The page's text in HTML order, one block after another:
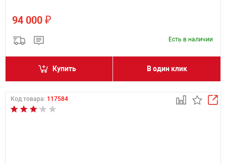
94 000 ₽
Есть в наличии
Купить В один клик
Код товара: 117584